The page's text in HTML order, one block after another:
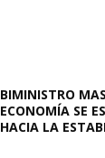
BIMINISTRO
ECONOMÍA SE
HACIA LA